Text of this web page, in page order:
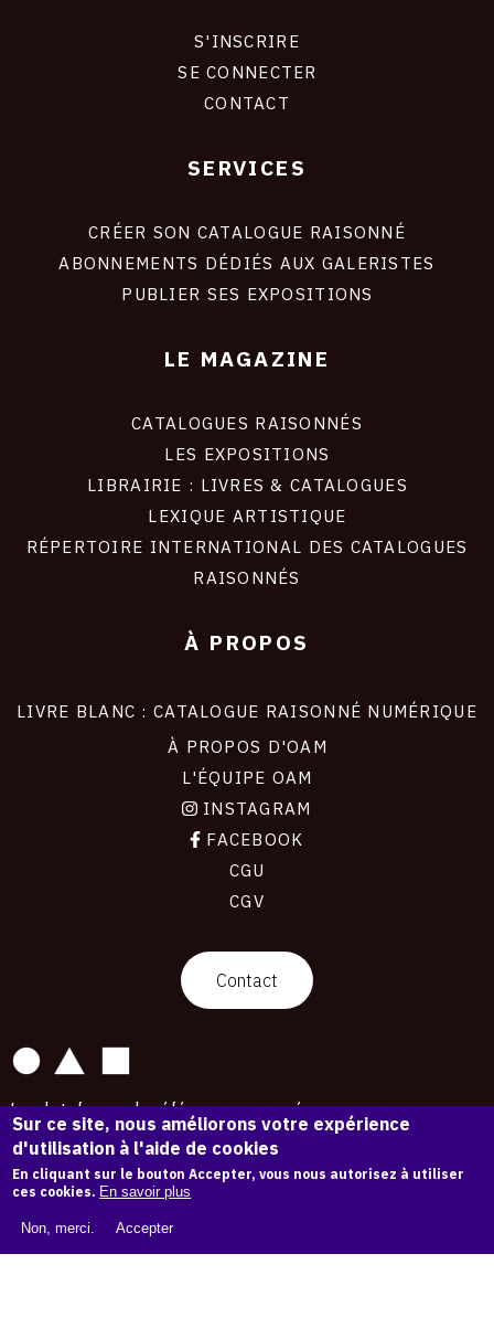
S'INSCRIRE
SE CONNECTER
CONTACT
SERVICES
CRÉER SON CATALOGUE RAISONNÉ
ABONNEMENTS DÉDIÉS AUX GALERISTES
PUBLIER SES EXPOSITIONS
LE MAGAZINE
CATALOGUES RAISONNÉS
LES EXPOSITIONS
LIBRAIRIE : LIVRES & CATALOGUES
LEXIQUE ARTISTIQUE
RÉPERTOIRE INTERNATIONAL DES CATALOGUES
RAISONNÉS
À PROPOS
LIVRE BLANC : CATALOGUE RAISONNÉ NUMÉRIQUE
À PROPOS D'OAM
L'ÉQUIPE OAM
INSTAGRAM
FACEBOOK
CGU
CGV
Contact
La plateforme de référence pour créer,
conserver et promouvoir l'Histoire de l'Art.
Des catalogues raisonnés aux archives
d'expositions.
43 182 œuvres d'art — 7 586 expositions
Copyright © OAM 2026. Tous droits réservés.
Sur ce site, nous améliorons votre expérience
d'utilisation à l'aide de cookies
En cliquant sur le bouton Accepter, vous nous autorisez à utiliser
ces cookies. En savoir plus
Non, merci. Accepter